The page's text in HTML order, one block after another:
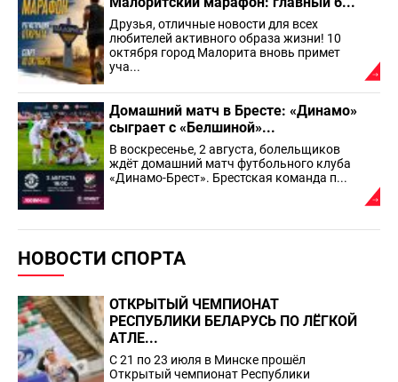
Друзья, отличные новости для всех
любителей активного образа жизни! 10
октября город Малорита вновь примет
уча...
Домашний матч в Бресте: «Динамо»
сыграет с «Белшиной»...
В воскресенье, 2 августа, болельщиков
ждёт домашний матч футбольного клуба
«Динамо-Брест». Брестская команда п...
НОВОСТИ СПОРТА
ОТКРЫТЫЙ ЧЕМПИОНАТ
РЕСПУБЛИКИ БЕЛАРУСЬ ПО ЛЁГКОЙ
АТЛЕ...
С 21 по 23 июля в Минске прошёл
Открытый чемпионат Республики